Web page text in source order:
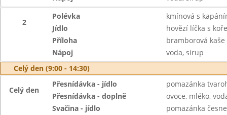
2
Polévka
kmínová s
Jídlo
hovězí líčka s
Příloha
bramborová kaše
Nápoj
voda, sirup
Celý den (9:00 - 14:30)
Celý den
Přesnídávka - jídlo
pomazánka
Přesnídávka - doplně
ovoce, mléko,
Svačina - jídlo
pomazánka